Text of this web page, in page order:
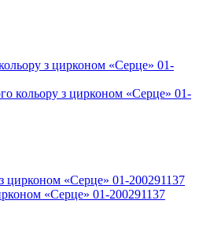
кольору з цирконом «Серце» 01-
«Серце» 01-200291137